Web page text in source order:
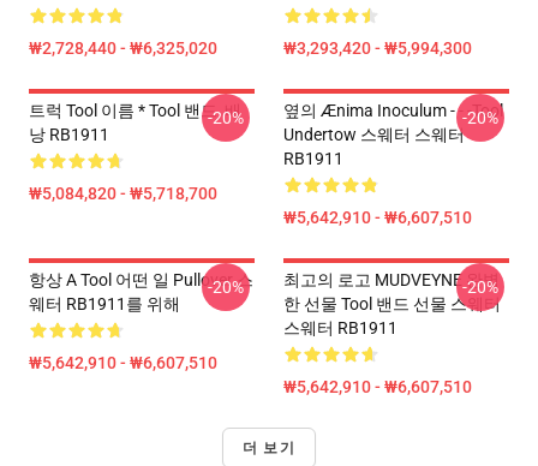
₩2,728,440 - ₩6,325,020 ₩3,293,420 - ₩5,994,300
트럭 Tool 이름 * Tool 밴드, 배
낭 RB1911
₩5,084,820 - ₩5,718,700
-20%
옆의 Ænima Inoculum - - -tool
Undertow 스웨터 스웨터
RB1911
₩5,642,910 - ₩6,607,510
-20%
항상 A Tool 어떤 일 Pullover 스
웨터 RB1911를 위해
₩5,642,910 - ₩6,607,510
-20%
최고의 로고 MUDVEYNE 완벽
한 선물 Tool 밴드 선물 스웨터
스웨터 RB1911
₩5,642,910 - ₩6,607,510
-20%
더 보기